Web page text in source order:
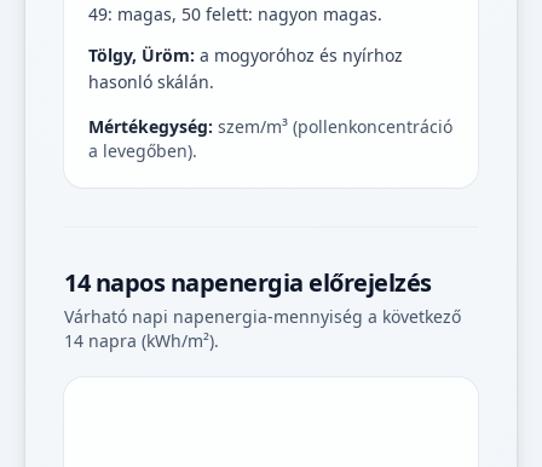
49: magas, 50 felett: nagyon magas.
Tölgy, Üröm: a mogyoróhoz és nyírhoz
hasonló skálán.
Mértékegység: szem/m³ (pollenkoncentráció
a levegőben).
14 napos napenergia előrejelzés
Várható napi napenergia-mennyiség a következő
14 napra (kWh/m²).